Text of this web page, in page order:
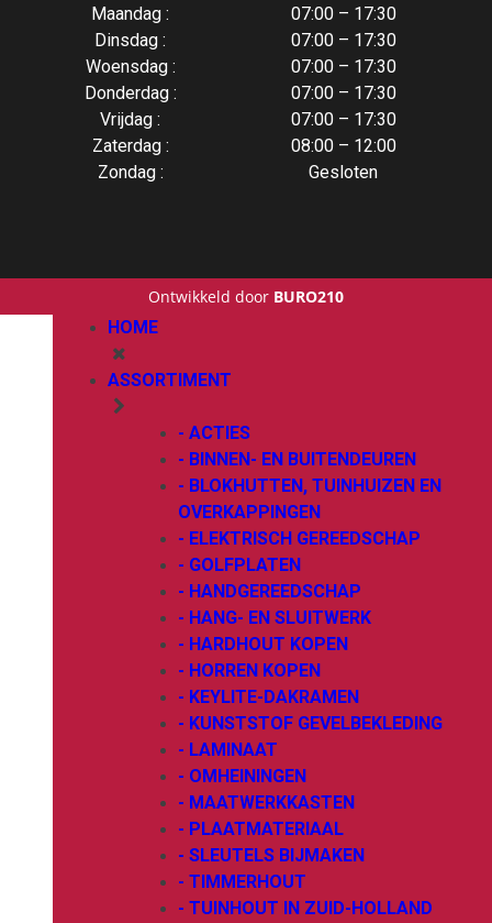
Maandag :
07:00 – 17:30
Dinsdag :
07:00 – 17:30
Woensdag :
07:00 – 17:30
Donderdag :
07:00 – 17:30
Vrijdag :
07:00 – 17:30
Zaterdag :
08:00 – 12:00
Zondag :
Gesloten
Ontwikkeld door BURO210
HOME
ASSORTIMENT
- ACTIES
- BINNEN- EN BUITENDEUREN
- BLOKHUTTEN, TUINHUIZEN EN
OVERKAPPINGEN
- ELEKTRISCH GEREEDSCHAP
- GOLFPLATEN
- HANDGEREEDSCHAP
- HANG- EN SLUITWERK
- HARDHOUT KOPEN
- HORREN KOPEN
- KEYLITE-DAKRAMEN
- KUNSTSTOF GEVELBEKLEDING
- LAMINAAT
- OMHEININGEN
- MAATWERKKASTEN
- PLAATMATERIAAL
- SLEUTELS BIJMAKEN
- TIMMERHOUT
- TUINHOUT IN ZUID-HOLLAND